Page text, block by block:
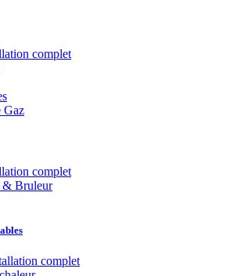
complet
Gaz
complet
& Bruleur
complet